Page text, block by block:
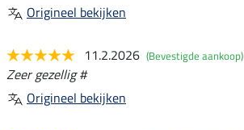
Origineel bekijken
11.2.2026 (Bevestigde aankoop)
Zeer gezellig #
Origineel bekijken